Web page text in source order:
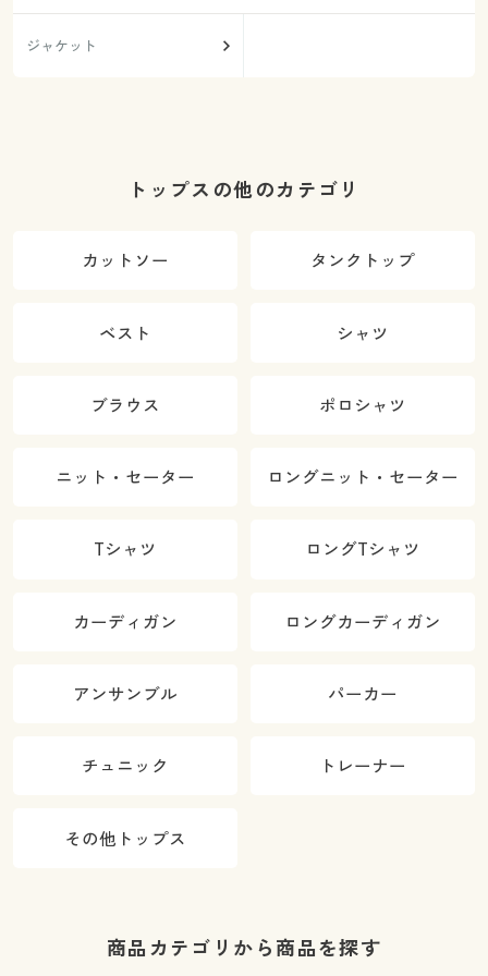
ジャケット
トップスの他のカテゴリ
カットソー タンクトップ
ベスト シャツ
ブラウス ポロシャツ
ニット・セーター ロングニット・セーター
Tシャツ ロングTシャツ
カーディガン ロングカーディガン
アンサンブル パーカー
チュニック トレーナー
その他トップス
商品カテゴリから商品を探す